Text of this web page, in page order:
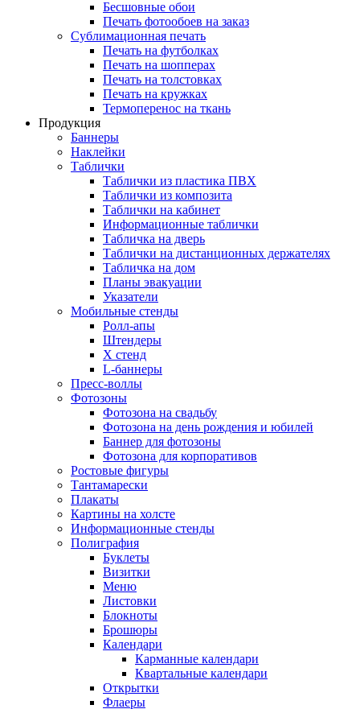
Бесшовные обои
Печать фотообоев на заказ
Сублимационная печать
Печать на футболках
Печать на шопперах
Печать на толстовках
Печать на кружках
Термоперенос на ткань
Продукция
Баннеры
Наклейки
Таблички
Таблички из пластика ПВХ
Таблички из композита
Таблички на кабинет
Информационные таблички
Табличка на дверь
Таблички на дистанционных держателях
Табличка на дом
Планы эвакуации
Указатели
Мобильные стенды
Ролл-апы
Штендеры
Х стенд
L-баннеры
Пресс-воллы
Фотозоны
Фотозона на свадьбу
Фотозона на день рождения и юбилей
Баннер для фотозоны
Фотозона для корпоративов
Ростовые фигуры
Тантамарески
Плакаты
Картины на холсте
Информационные стенды
Полиграфия
Буклеты
Визитки
Меню
Листовки
Блокноты
Брошюры
Календари
Карманные календари
Квартальные календари
Открытки
Флаеры